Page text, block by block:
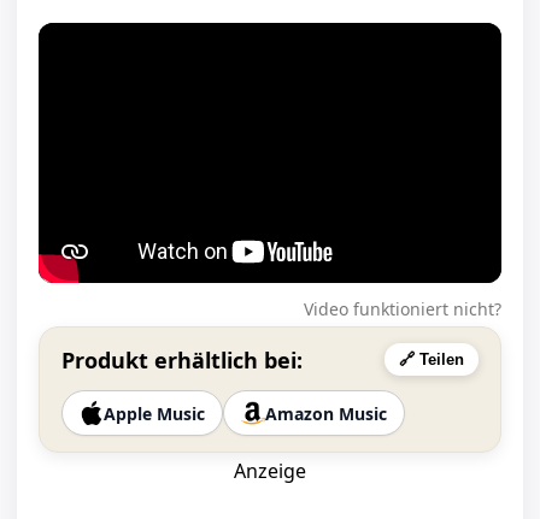
Video funktioniert nicht?
Produkt erhältlich bei: 🔗 Teilen
Apple Music Amazon Music
Anzeige